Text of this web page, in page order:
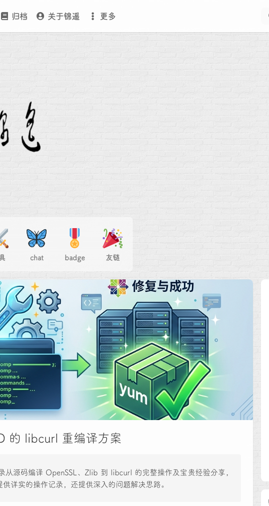
归档 关于锦遥 更多
chat badge 友链
的 libcurl 重编译方案
源码编译 OpenSSL、Zlib 到 libcurl 的完整操作及宝贵经验分享，
详实的操作记录，还提供深入的问题解决思路。